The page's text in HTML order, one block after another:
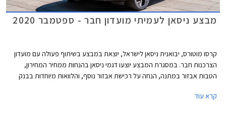
מבצע ניסאן לעמיתי מועדון חבר - ספטמבר 2020
קרסו מוטורס, יבואנית ניסאן לישראל, יוצאת במבצע בשיתוף פעולה עם מועדון
הצרכנות חבר. במסגרת המבצע יוצעו דגמי ניסאן בהנחות ממחיר המחירון,
הטבות אבזור במתנה, הנחה על רכישת אבזור נוסף, והלוואות מיוחדות בבנק
המכונית באמצעות תכנית המימון חבר ליס עם חלוקת תשלומים בדומה לעסקת
קרא עוד